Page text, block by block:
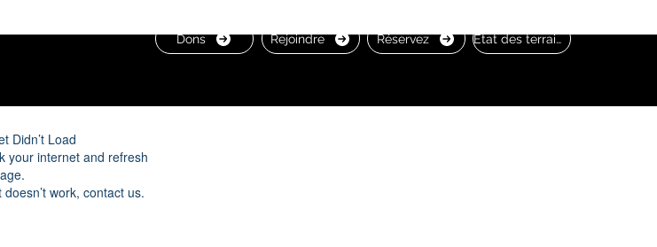
Dons Rejoindre Réservez État des terrains
Didn’t Load
your internet and refresh
doesn’t work, contact us.